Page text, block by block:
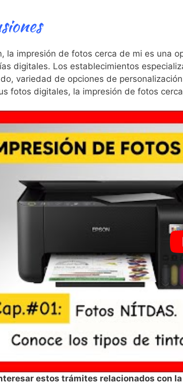
⁣la impresión de fotos cerca de mi ‌es una
digitales. Los establecimientos
variedad de opciones de
fotos‌ digitales, la impresión de fotos
estos trámites relacionados con